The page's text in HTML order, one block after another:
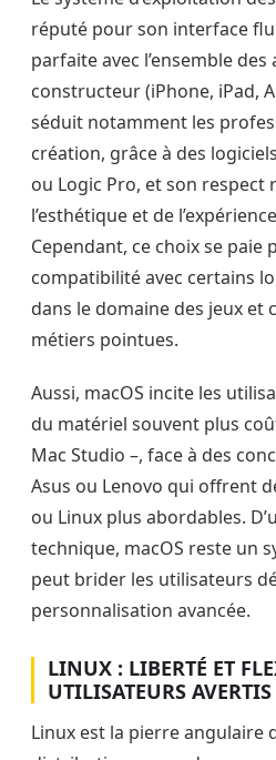
réputé pour son interface
parfaite avec l’ensemble
constructeur (iPhone, iPad,
séduit notamment les
création, grâce à des
ou Logic Pro, et son respect
l’esthétique et de
Cependant, ce choix se paie
compatibilité avec certains
dans le domaine des jeux et
métiers pointues.
Aussi, macOS incite les
du matériel souvent plus
Mac Studio –, face à des
Asus ou Lenovo qui offrent
ou Linux plus abordables.
technique, macOS reste un
peut brider les utilisateurs
personnalisation avancée.
LINUX : LIBERTÉ ET
UTILISATEURS AVERTIS
Linux est la pierre angulaire